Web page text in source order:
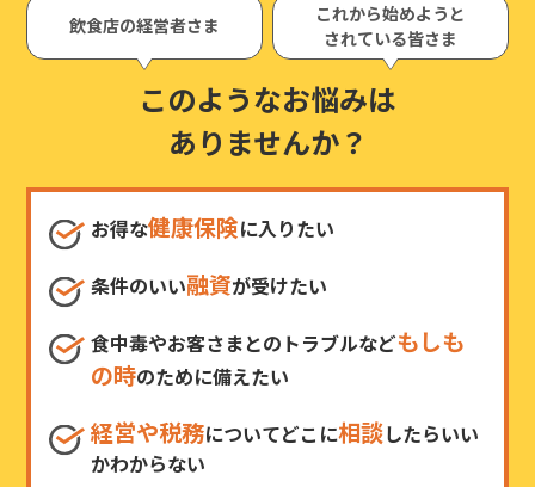
飲食店の経営者さま
これから始めようと
されている皆さま
このようなお悩みは
ありませんか？
お得な健康保険に入りたい
条件のいい融資が受けたい
食中毒やお客さまとのトラブルなどもしも
の時のために備えたい
経営や税務についてどこに相談したらいい
かわからない